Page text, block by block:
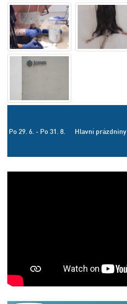
Po 29. 6. - Po 31. 8. Hlavní prázdniny